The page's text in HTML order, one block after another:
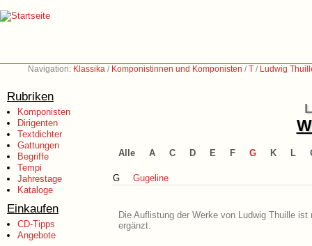
Navigation: Klassika / Komponistinnen und Komponisten /T / Ludwig
Rubriken
Komponisten
Dirigenten
Textdichter
Gattungen
Begriffe
Tempi
Jahrestage
Kataloge
Einkaufen
CD-Tipps
Angebote
Alle A C D E F G K L
G Gugeline
Die Auflistung der Werke von Ludwig Thuille
ergänzt.